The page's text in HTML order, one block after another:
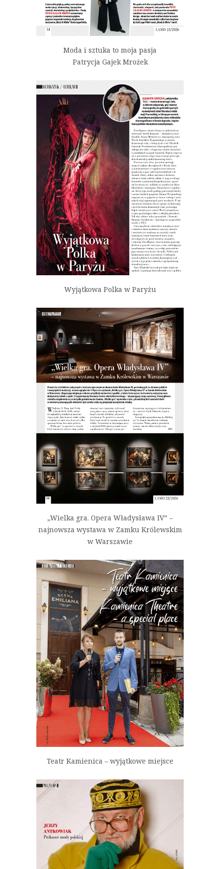
Moda i sztuka to moja pasja
Patrycja Gajek Mrożek
Wyjątkowa Polka w Paryżu
„Wielka gra. Opera Władysława IV” –
najnowsza wystawa w Zamku Królewskim
w Warszawie
Teatr Kamienica – wyjątkowe miejsce